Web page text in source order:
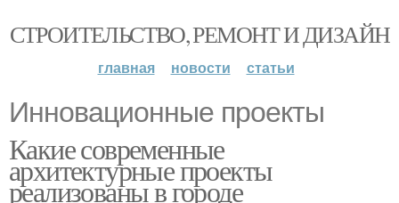
СТРОИТЕЛЬСТВО, РЕМОНТ И ДИЗАЙН
главная новости статьи
Инновационные проекты
Какие современные
архитектурные проекты
реализованы в городе